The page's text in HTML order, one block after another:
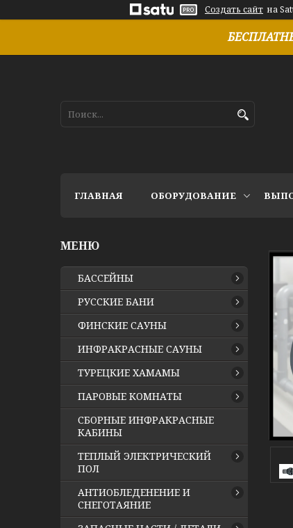
Создать сайт на
ГЛАВНАЯ ОБОРУДОВАНИЕ
БАССЕЙНЫ
РУССКИЕ БАНИ
ФИНСКИЕ САУНЫ
ИНФРАКРАСНЫЕ САУНЫ
ТУРЕЦКИЕ ХАМАМЫ
ПАРОВЫЕ КОМНАТЫ
СБОРНЫЕ ИНФРАКРАСНЫЕ
КАБИНЫ
ТЕПЛЫЙ ЭЛЕКТРИЧЕСКИЙ
ПОЛ
АНТИОБЛЕДЕНЕНИЕ И
СНЕГОТАЯНИЕ